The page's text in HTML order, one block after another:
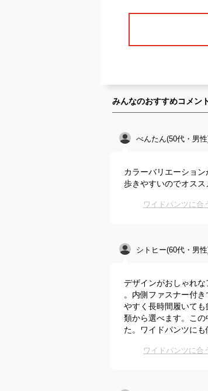
みんなのおすすめコメン
べんたん(50代・男
カラーバリエーショ
歩きやすいのでオスス
ワイドパンツに合
シトヒー(60代・男
デザインがおしゃれ
。内側ファスナー付
やすく長時間履いて
類から選べます。こ
た。ワイドパンツにも
ワイドパンツに合